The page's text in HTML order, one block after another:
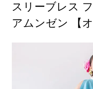
スリーブレス
アムンゼン 【